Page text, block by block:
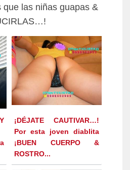
las niñas guapas &
¡DÉJATE CAUTIVAR…!
Por esta joven diablita
¡BUEN CUERPO &
ROSTRO...